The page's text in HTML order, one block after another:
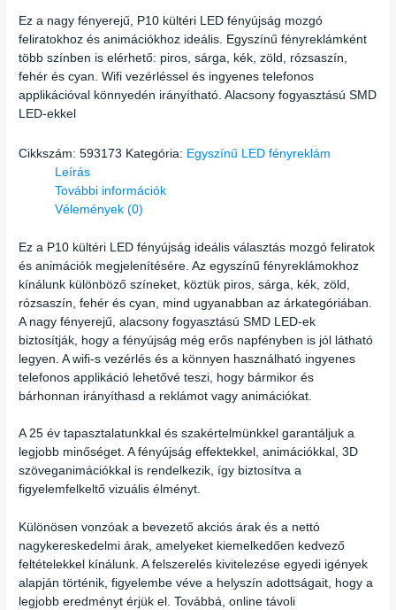
Ez a nagy fényerejű, P10 kültéri LED fényújság mozgó
feliratokhoz és animációkhoz ideális. Egyszínű fényreklámként
több színben is elérhető: piros, sárga, kék, zöld, rózsaszín,
fehér és cyan. Wifi vezérléssel és ingyenes telefonos
applikációval könnyedén irányítható. Alacsony fogyasztású SMD
LED-ekkel
Cikkszám:593173 Kategória: Egyszínű LED fényreklám
Leírás
További információk
Vélemények (0)
Ez a P10 kültéri LED fényújság ideális választás mozgó feliratok
és animációk megjelenítésére. Az egyszínű fényreklámokhoz
kínálunk különböző színeket, köztük piros, sárga, kék, zöld,
rózsaszín, fehér és cyan, mind ugyanabban az árkategóriában.
A nagy fényerejű, alacsony fogyasztású SMD LED-ek
biztosítják, hogy a fényújság még erős napfényben is jól látható
legyen. A wifi-s vezérlés és a könnyen használható ingyenes
telefonos applikáció lehetővé teszi, hogy bármikor és
bárhonnan irányíthasd a reklámot vagy animációkat.
A 25 év tapasztalatunkkal és szakértelmünkkel garantáljuk a
legjobb minőséget. A fényújság effektekkel, animációkkal, 3D
szöveganimációkkal is rendelkezik, így biztosítva a
figyelemfelkeltő vizuális élményt.
Különösen vonzóak a bevezető akciós árak és a nettó
nagykereskedelmi árak, amelyeket kiemelkedően kedvező
feltételekkel kínálunk. A felszerelés kivitelezése egyedi igények
alapján történik, figyelembe véve a helyszín adottságait, hogy a
legjobb eredményt érjük el. Továbbá, online távoli